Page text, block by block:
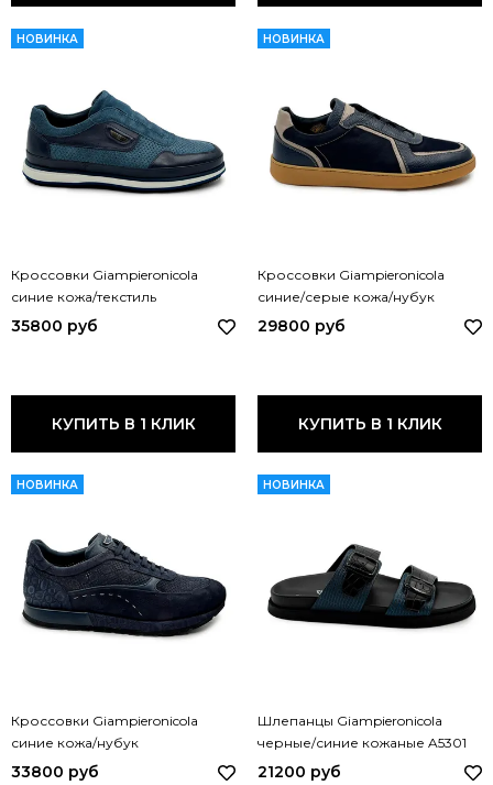
НОВИНКА
Кроссовки Giampieronicola
синие кожа/текстиль
демисезонные F338168A GPN
35800 руб
КУПИТЬ В 1 КЛИК
НОВИНКА
Кроссовки Giampieronicola
синие/серые кожа/нубук
H44558 GPN BLU GRIGIO
29800 руб
КУПИТЬ В 1 КЛИК
НОВИНКА
Кроссовки Giampieronicola
синие кожа/нубук
перфорированные 46906A
33800 руб
НОВИНКА
Шлепанцы Giampieronicola
черные/синие кожаные A5301
GPN BLU NERO
21200 руб